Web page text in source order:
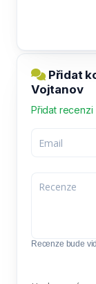
Přidat
Vojtanov
Přidat recenzi
Recenze bude